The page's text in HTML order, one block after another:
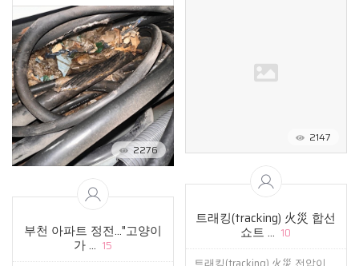
2147
2276
트래킹(tracking) 火災 합선
쇼트 ... 10
부천 아파트 정전…"고양이
가 ... 15